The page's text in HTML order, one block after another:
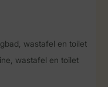
wastafel en toilet
wastafel en toilet